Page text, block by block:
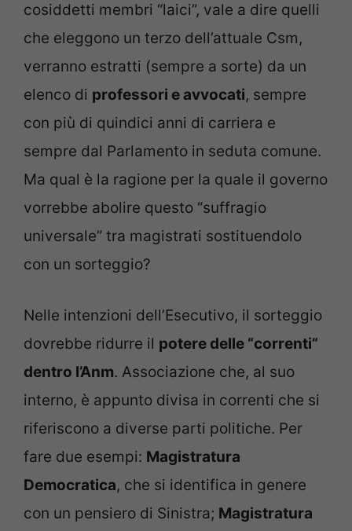
cosiddetti membri “laici”, vale a dire quelli
che eleggono un terzo dell’attuale Csm,
verranno estratti (sempre a sorte) da un
elenco di professori e avvocati, sempre
con più di quindici anni di carriera e
sempre dal Parlamento in seduta comune.
Ma qual è la ragione per la quale il governo
vorrebbe abolire questo “suffragio
universale” tra magistrati sostituendolo
con un sorteggio?
Nelle intenzioni dell’Esecutivo, il sorteggio
dovrebbe ridurre il potere delle “correnti”
dentro l’Anm. Associazione che, al suo
interno, è appunto divisa in correnti che si
riferiscono a diverse parti politiche. Per
fare due esempi: Magistratura
Democratica, che si identifica in genere
con un pensiero di Sinistra; Magistratura